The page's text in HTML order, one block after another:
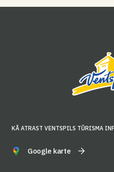
KĀ ATRAST VENTSPILS TŪRISMA
Google karte